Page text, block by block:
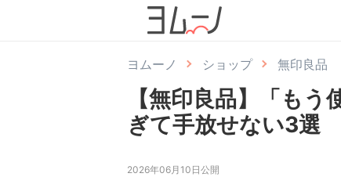
ヨムーノ ショップ 無印良品
【無印良品】「も
ぎて手放せない3選
2026年06月10日公開